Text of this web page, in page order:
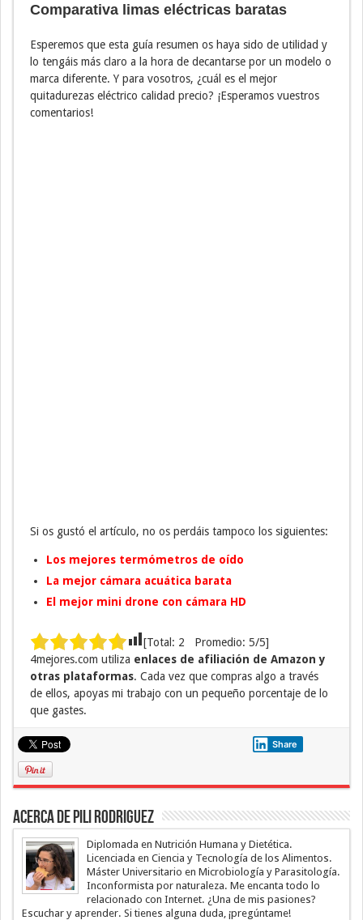
Comparativa limas eléctricas baratas
Esperemos que esta guía resumen os haya sido de utilidad y
lo tengáis más claro a la hora de decantarse por un modelo o
marca diferente. Y para vosotros, ¿cuál es el mejor
quitadurezas eléctrico calidad precio? ¡Esperamos vuestros
comentarios!
Si os gustó el artículo, no os perdáis tampoco los siguientes:
Los mejores termómetros de oído
La mejor cámara acuática barata
El mejor mini drone con cámara HD
[Total: 2 Promedio: 5/5]
4mejores.com utiliza enlaces de afiliación de Amazon y
otras plataformas. Cada vez que compras algo a través
de ellos, apoyas mi trabajo con un pequeño porcentaje de lo
que gastes.
Share
Acerca de Pili Rodriguez
Diplomada en Nutrición Humana y Dietética.
Licenciada en Ciencia y Tecnología de los Alimentos.
Máster Universitario en Microbiología y Parasitología.
Inconformista por naturaleza. Me encanta todo lo
relacionado con Internet. ¿Una de mis pasiones?
Escuchar y aprender. Si tienes alguna duda, ¡pregúntame!